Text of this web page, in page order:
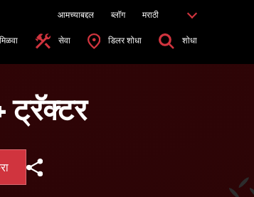
आमच्याबद्दल ब्लॉग मराठी
सेवा डिलर शोधा शोधा
ट्रॅक्टर